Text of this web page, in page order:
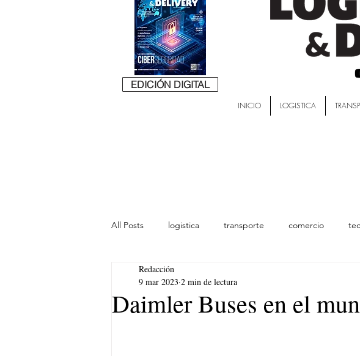
EDICIÓN DIGITAL
INICIO LOGISTICA
All Posts logistica transporte comercio
lideres
Daimler Buses en el
Redacción
9 mar 2023 2 min de lectura